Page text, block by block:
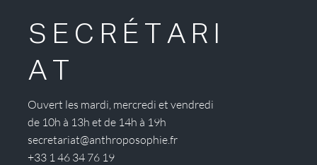
SECRÉTARI
AT
Ouvert les mardi, mercredi et vendredi
de 10h à 13h et de 14h à 19h
secretariat@anthroposophie.fr
+33 1 46 34 76 19